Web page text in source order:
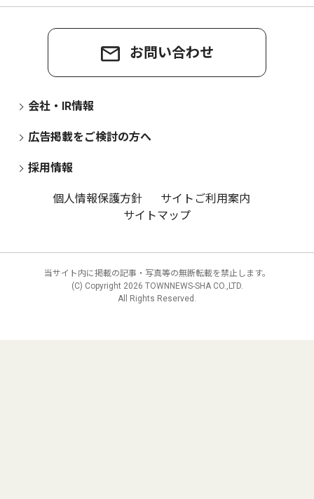
お問い合わせ
会社・IR情報
広告掲載をご検討の方へ
採用情報
個人情報保護方針
サイトご利用案内
サイトマップ
当サイト内に掲載の記事・写真等の無断転載を禁止します。
(C) Copyright 2026 TOWNNEWS-SHA CO.,LTD.
All Rights Reserved.